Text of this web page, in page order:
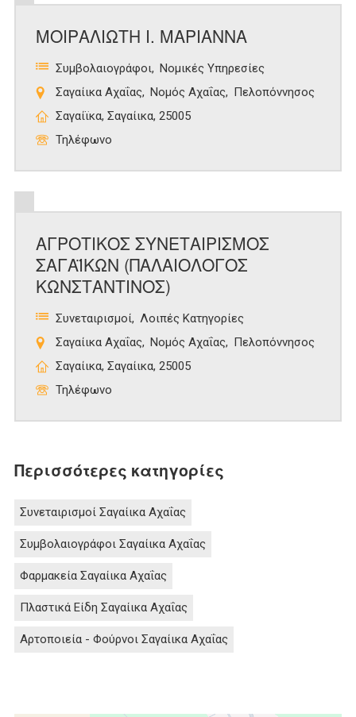
ΜΟΙΡΑΛΙΩΤΗ Ι. ΜΑΡΙΑΝΝΑ
Συμβολαιογράφοι
Νομικές Υπηρεσίες
Σαγαίικα Αχαΐας
Νομός Αχαΐας
Πελοπόννησος
Σαγαίϊκα, Σαγαίικα, 25005
Τηλέφωνο
ΑΓΡΟΤΙΚΟΣ ΣΥΝΕΤΑΙΡΙΣΜΟΣ
ΣΑΓΑΪΚΩΝ (ΠΑΛΑΙΟΛΟΓΟΣ
ΚΩΝΣΤΑΝΤΙΝΟΣ)
Συνεταιρισμοί Λοιπές Κατηγορίες
Σαγαίικα Αχαΐας
Νομός Αχαΐας
Πελοπόννησος
Σαγαίικα, Σαγαίικα, 25005
Τηλέφωνο
Περισσότερες κατηγορίες
Συνεταιρισμοί Σαγαίικα Αχαΐας
Συμβολαιογράφοι Σαγαίικα Αχαΐας
Φαρμακεία Σαγαίικα Αχαΐας
Πλαστικά Είδη Σαγαίικα Αχαΐας
Αρτοποιεία - Φούρνοι Σαγαίικα Αχαΐας